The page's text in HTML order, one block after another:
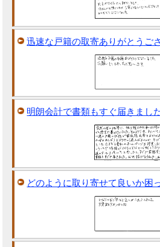
迅速な戸籍の取寄ありがとうご
明朗会計で書類もすぐ届きまし
どのように取り寄せて良いか困